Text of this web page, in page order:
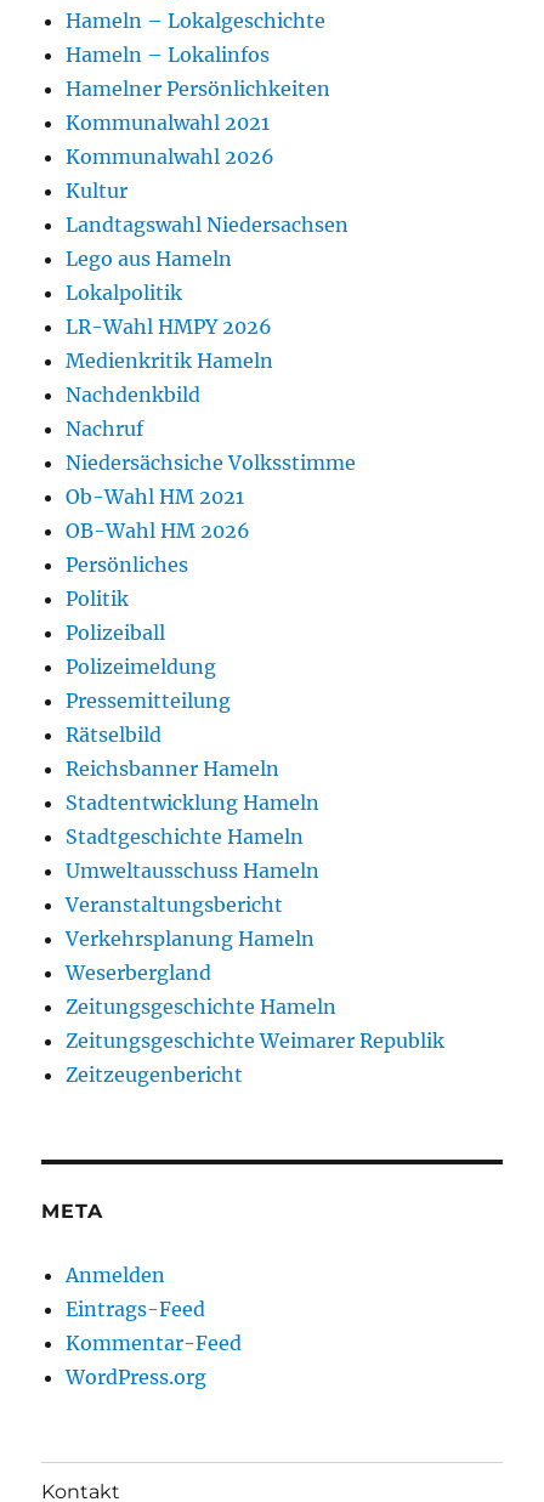
Hameln – Lokalgeschichte
Hameln – Lokalinfos
Hamelner Persönlichkeiten
Kommunalwahl 2021
Kommunalwahl 2026
Kultur
Landtagswahl Niedersachsen
Lego aus Hameln
Lokalpolitik
LR-Wahl HMPY 2026
Medienkritik Hameln
Nachdenkbild
Nachruf
Niedersächsiche Volksstimme
Ob-Wahl HM 2021
OB-Wahl HM 2026
Persönliches
Politik
Polizeiball
Polizeimeldung
Pressemitteilung
Rätselbild
Reichsbanner Hameln
Stadtentwicklung Hameln
Stadtgeschichte Hameln
Umweltausschuss Hameln
Veranstaltungsbericht
Verkehrsplanung Hameln
Weserbergland
Zeitungsgeschichte Hameln
Zeitungsgeschichte Weimarer Republik
Zeitzeugenbericht
META
Anmelden
Eintrags-Feed
Kommentar-Feed
WordPress.org
Kontakt